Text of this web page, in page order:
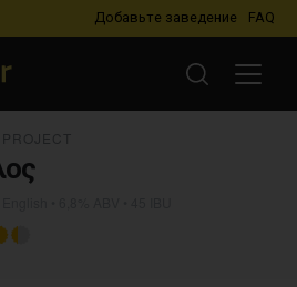
Добавьте заведение FAQ